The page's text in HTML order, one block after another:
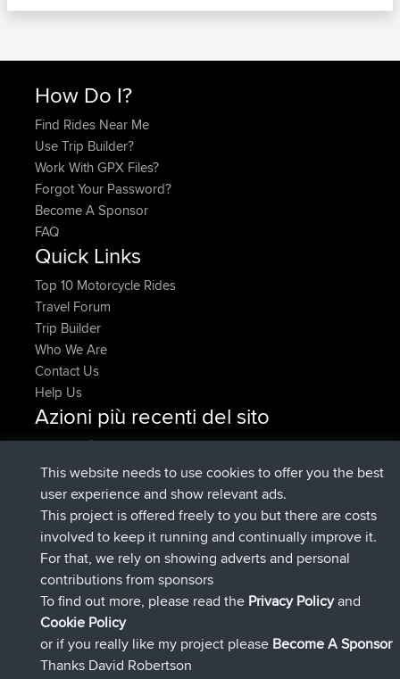
How Do I?
Find Rides Near Me
Use Trip Builder?
Work With GPX Files?
Forgot Your Password?
Become A Sponsor
FAQ
Quick Links
Top 10 Motorcycle Rides
Travel Forum
Trip Builder
Who We Are
Contact Us
Help Us
Azioni più recenti del sito
pastyrhdè entrato a far parte diBBRAdesso
majorupsetè entrato a far parte diBBR4 min fa
HippoFingeradded tripHenley11 hrs, 36 min fa
HippoFingerè entrato a far parte diBBR11 hrs, 50 min
fa
MindtheEagle added tripIreland16 hrs, 19 min fa
Erikkreukha inserito un itinerario tramite
Rondje IJsselmaar 17 hrs, 27 min fa
Connect
This website needs to use cookies to offer you the best
user experience and show relevant ads.
This project is offered freely to you but there are costs
involved to keep it running and continually improve it.
For that, we rely on showing adverts and personal
contributions from sponsors
To find out more, please read the Privacy Policyand
Cookie Policy
or if you really like my project please Become A Sponsor
Thanks David Robertson